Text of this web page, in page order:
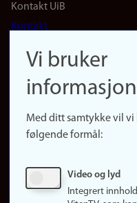
Footer
(no)
Kontakt UiB
Kontakt
Finn forsker
Presse
Finn studier
Ledige stillinger
Vi bruker
Med ditt samtykke vil
følgende formål:
Video og lyd
Integrert